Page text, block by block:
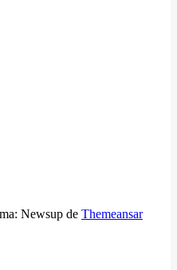
Newsup de Themeansar